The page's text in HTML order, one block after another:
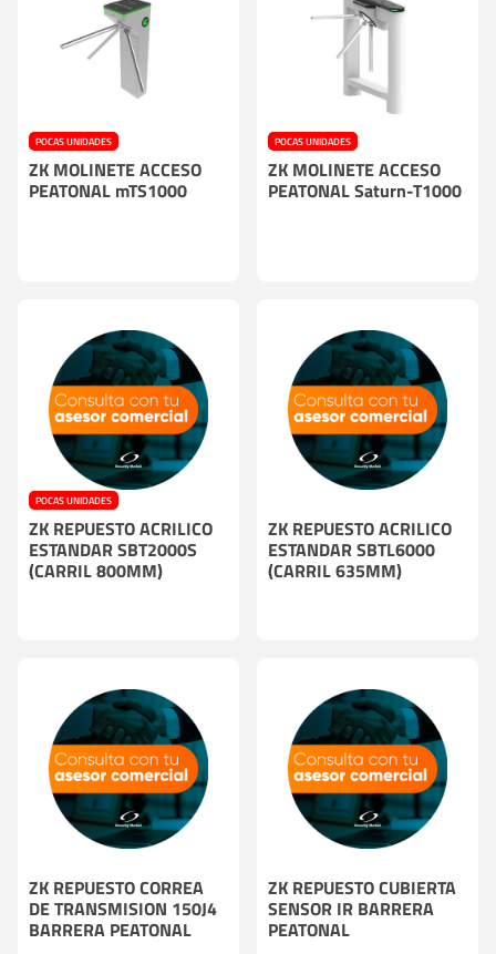
POCAS UNIDADES
ZK MOLINETE ACCESO
PEATONAL mTS1000
POCAS UNIDADES
ZK MOLINETE ACCESO
PEATONAL Saturn-T1000
POCAS UNIDADES
ZK REPUESTO ACRILICO
ESTANDAR SBT2000S
(CARRIL 800MM)
ZK REPUESTO ACRILICO
ESTANDAR SBTL6000
(CARRIL 635MM)
ZK REPUESTO CORREA
DE TRANSMISION 150J4
BARRERA PEATONAL
ZK REPUESTO CUBIERTA
SENSOR IR BARRERA
PEATONAL